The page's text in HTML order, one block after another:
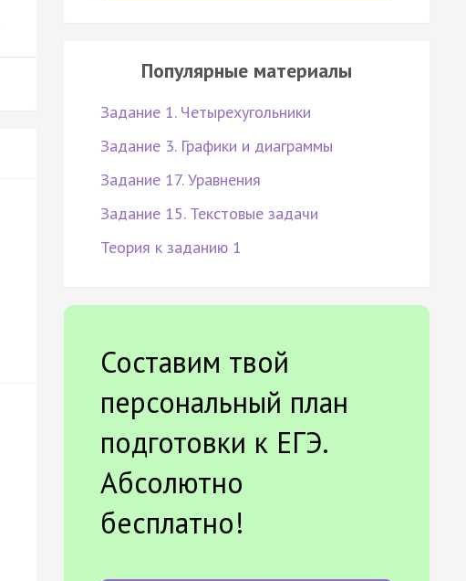
Популярные материалы
Задание 1. Четырехугольники
Задание 3. Графики и диаграммы
Задание 17. Уравнения
Задание 15. Текстовые задачи
Теория к заданию 1
Составим твой
персональный план
подготовки к ЕГЭ.
Абсолютно
бесплатно!